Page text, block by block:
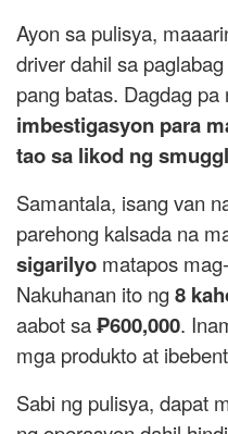
Ayon sa pulisya,
driver dahil sa
pang batas. Dagdag pa
imbestigasyon para
tao sa likod ng
Samantala, isang van
parehong kalsada na
sigarilyo matapos
Nakuhanan ito ng8
aabot sa₱600,000.
mga produkto at
Sabi ng pulisya, dapat